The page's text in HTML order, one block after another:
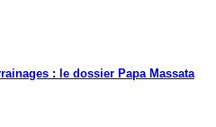
: le dossier Papa Massata